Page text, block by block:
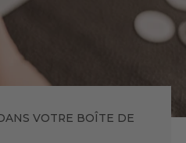
VOTRE BOÎTE DE